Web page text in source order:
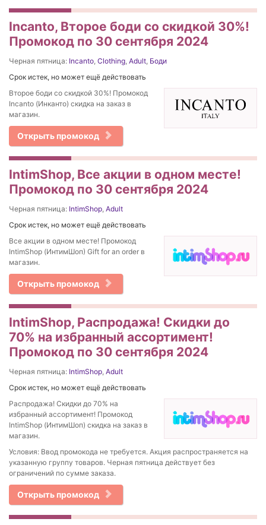
Incanto, Второе боди со скидкой 30%!
Промокод по 30 сентября 2024
Черная пятница: Incanto, Clothing, Adult, Боди
Срок истек, но может ещё действовать
Второе боди со скидкой 30%! Промокод
Incanto (Инканто) скидка на заказ в
магазин.
Открыть промокод
IntimShop, Все акции в одном месте!
Промокод по 30 сентября 2024
Черная пятница: IntimShop, Adult
Срок истек, но может ещё действовать
Все акции в одном месте! Промокод
IntimShop (ИнтимШоп) Gift for an order в
магазин.
Открыть промокод
IntimShop, Распродажа! Скидки до
70% на избранный ассортимент!
Промокод по 30 сентября 2024
Черная пятница: IntimShop, Adult
Срок истек, но может ещё действовать
Распродажа! Скидки до 70% на
избранный ассортимент! Промокод
IntimShop (ИнтимШоп) скидка на заказ в
магазин.
Условия: Ввод промокода не требуется. Акция распространяется на
указанную группу товаров. Черная пятница действует без
ограничений по сумме заказа.
Открыть промокод